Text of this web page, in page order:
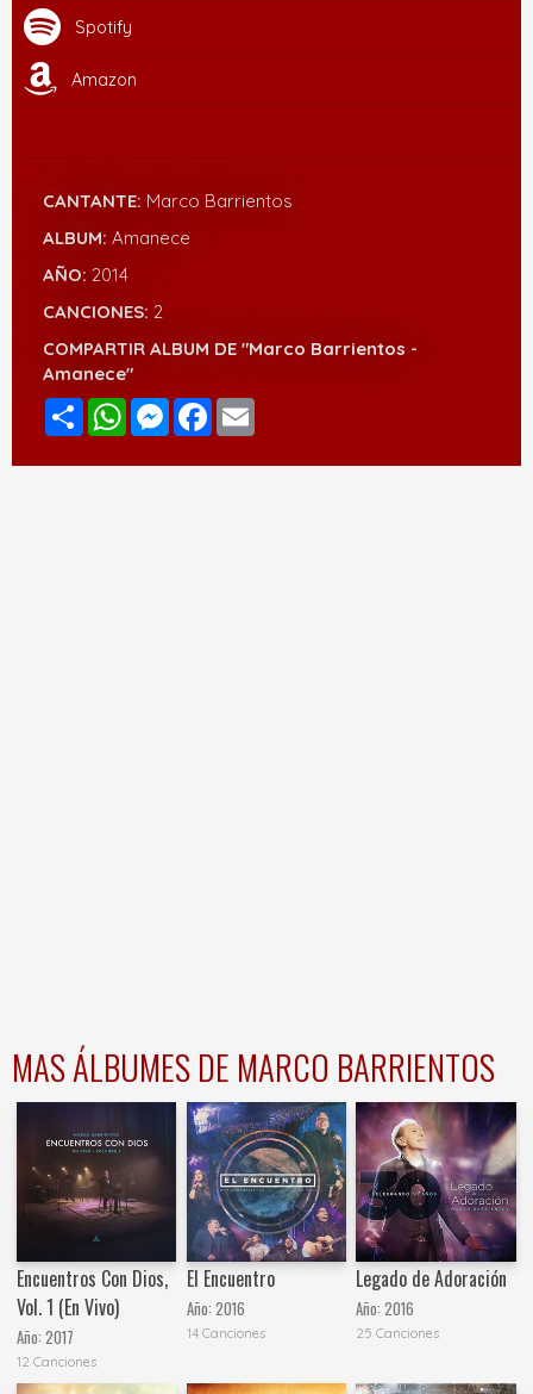
Spotify
Amazon
CANTANTE: Marco Barrientos
ALBUM: Amanece
AÑO: 2014
CANCIONES: 2
COMPARTIR ALBUM DE "Marco Barrientos -
Amanece"
Compartir
WhatsAppMessenger
Facebook
MAS ÁLBUMES DE MARCO BARRIENTOS
Encuentros Con Dios,
Vol. 1 (En Vivo)
Año:2017
12 Canciones
El Encuentro
Año: 2016
14 Canciones
Legado de Adoración
Año:2016
25 Canciones